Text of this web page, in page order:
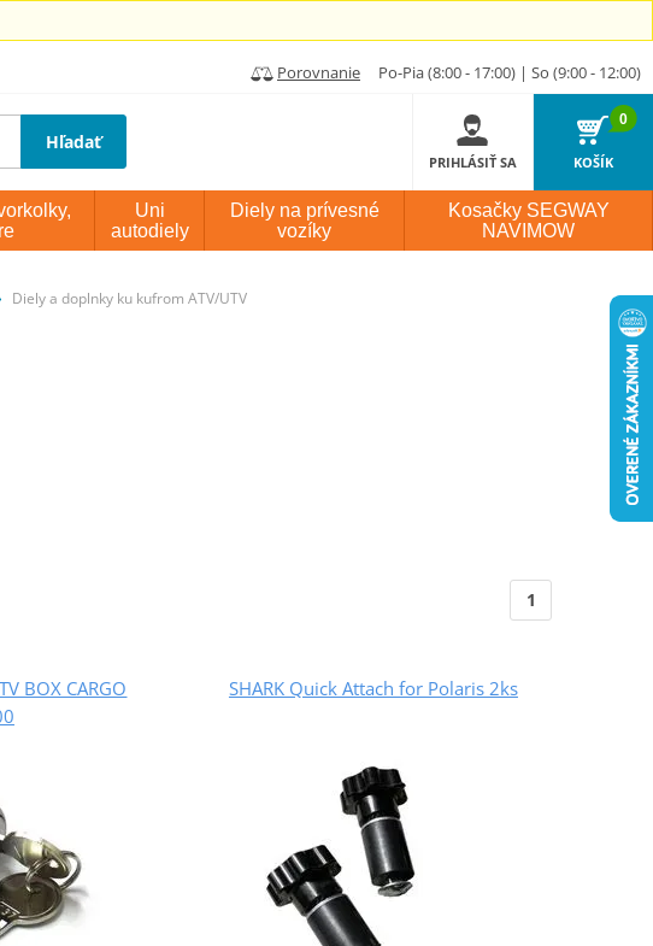
Porovnanie Po-Pia (8:00 - 17:00) | So (9:00 - 12:00)
Hľadať
PRIHLÁSIŤ SA
0
KOŠÍK
Uni
autodiely
Diely na prívesné
vozíky
Kosačky SEGWAY
NAVIMOW
Diely a doplnky ku kufrom ATV/UTV
1
BOX CARGO
SHARK Quick Attach for Polaris 2ks